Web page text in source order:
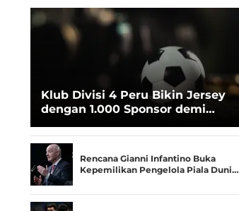
Klub Divisi 4 Peru Bikin Jersey
dengan 1.000 Sponsor demi
Rencana Gianni Infantino Buka
Kepemilikan Pengelola Piala Duni…